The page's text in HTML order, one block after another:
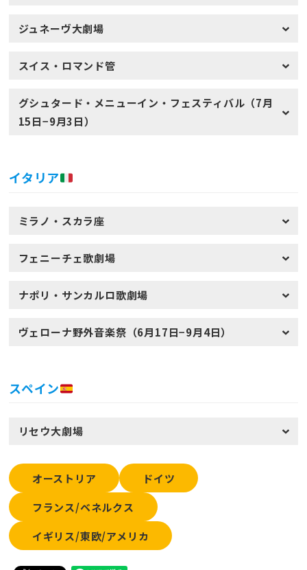
ジュネーヴ大劇場
スイス・ロマンド管
グシュタード・メニューイン・フェスティバル（7月
15日−9月3日）
イタリア
ミラノ・スカラ座
フェニーチェ歌劇場
ナポリ・サンカルロ歌劇場
ヴェローナ野外音楽祭（6月17日−9月4日）
スペイン
リセウ大劇場
オーストリア
ドイツ
フランス/ベネルクス
イギリス/東欧/アメリカ